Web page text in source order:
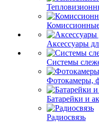
Аксессуары
Системы
Фотокамеры,
Батарейки и
Радиосвязь